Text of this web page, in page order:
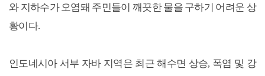
와 지하수가 오염돼 주민들이 깨끗한 물을 구하기 어려운 상
황이다.
인도네시아 서부 자바 지역은 최근 해수면 상승, 폭염 및 강